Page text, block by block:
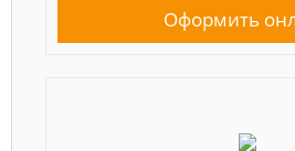
Оформить